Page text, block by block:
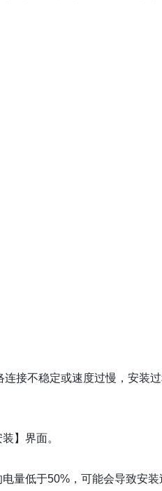
接不稳定或速度过慢，安装
】界面。
量低于50%，可能会导致安装